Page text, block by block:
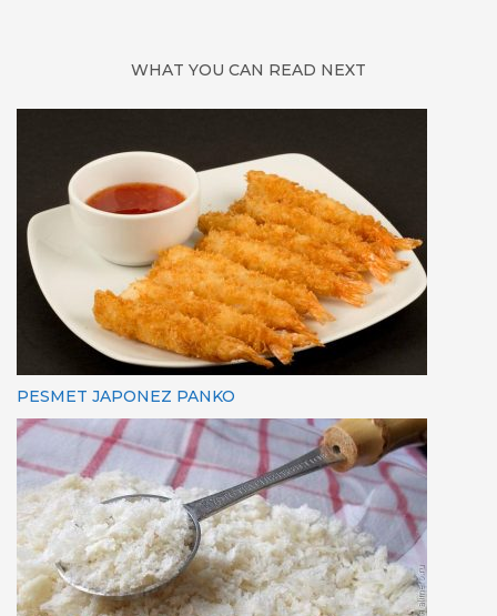
WHAT YOU CAN READ NEXT
PESMET JAPONEZ PANKO